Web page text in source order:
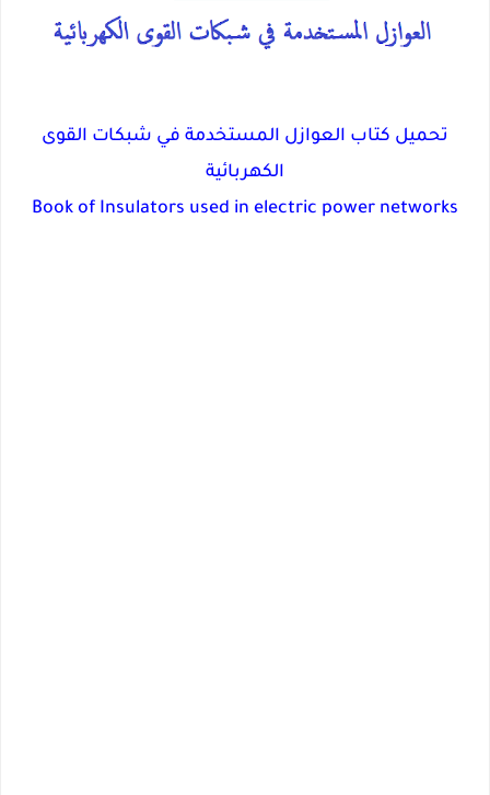
تحميل كتاب العوازل المستخدمة في شبكات القوى
الكهربائية